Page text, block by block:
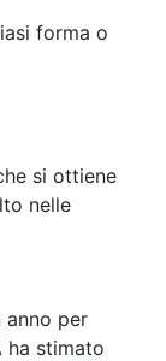
forma o
si ottiene
nelle
anno per
ha stimato